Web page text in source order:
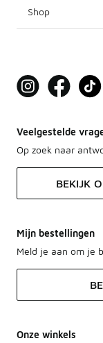
Shop
Veelgestelde
Op zoek naar
BEKIJK
Mijn bestellingen
Meld je aan om je
Onze winkels